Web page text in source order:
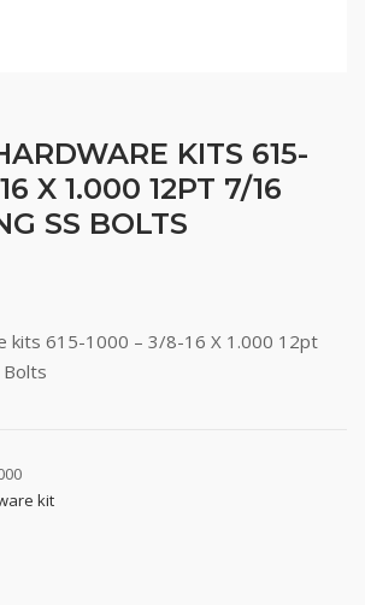
KITS 615-
X 1.000 12PT 7/16
SS BOLTS
kits 615-1000 – 3/8-16 X 1.000 12pt
Bolts
kit